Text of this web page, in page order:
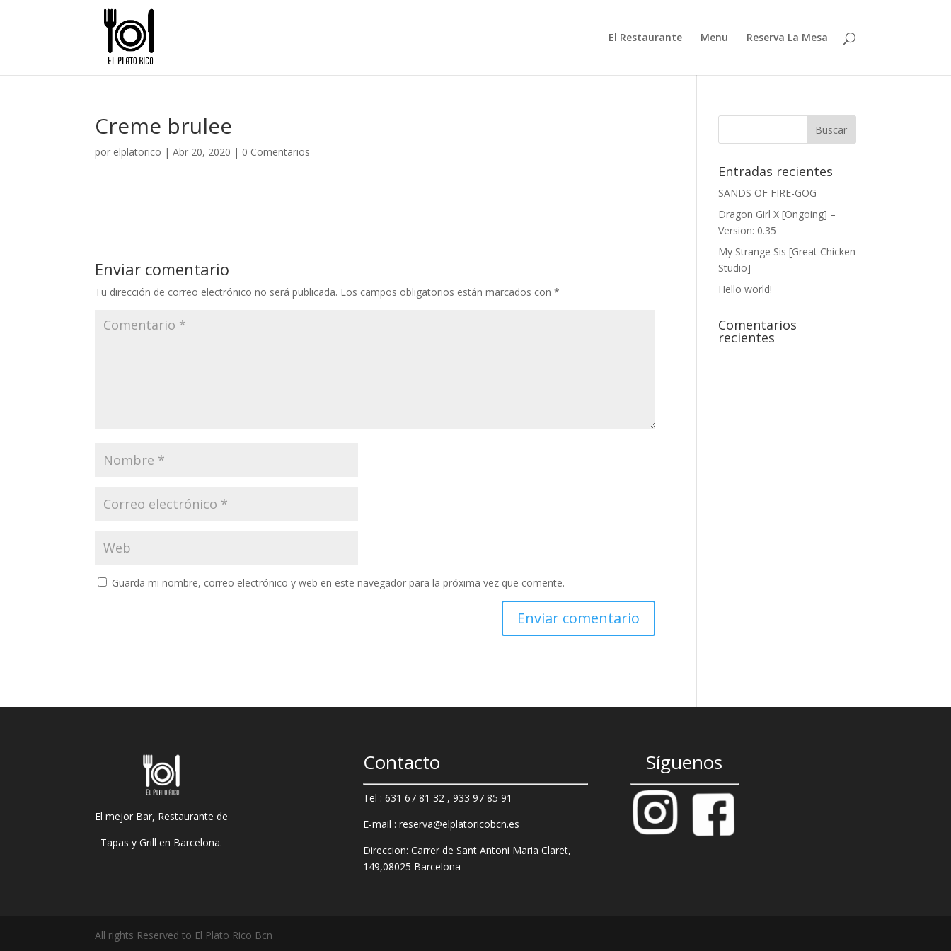
El Restaurante Menu Reserva La Mesa
Creme brulee
por elplatorico |Abr 20, 2020 | 0 Comentarios
Enviar comentario
Tu dirección de correo electrónico no será publicada. Los campos obligatorios están marcados con*
Guarda mi nombre, correo electrónico y web en este navegador para la próxima vez que comente.
Entradas recientes
SANDS OF FIRE-GOG
Dragon Girl X [Ongoing] –
Version: 0.35
My Strange Sis [Great Chicken
Studio]
Hello world!
Comentarios
recientes
El mejor Bar, Restaurante de
Tapas y Grill en Barcelona.
Contacto
Tel : 631 67 81 32 , 933 97 85 91
E-mail : reserva@elplatoricobcn.es
Direccion: Carrer de Sant Antoni Maria Claret,
149,08025 Barcelona
Síguenos
All rights Reserved to El Plato Rico Bcn